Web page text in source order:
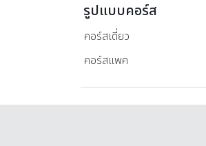
รูปแบบคอร์ส
คอร์สเดี่ยว
คอร์สแพค